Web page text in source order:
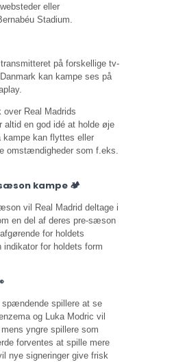
eller
Stadium.
på forskellige tv-
kan kampe ses på
over Real Madrids
altid en god idé at holde øje
kampe kan flyttes eller
omstændigheder som f.eks.
kampe 🏕️
vil Real Madrid deltage i
en del af deres pre-sæson
for holdets
indikator for holdets form
spillere at se
og Luka Modric vil
yngre spillere som
forventes at spille mere
nye signeringer give frisk